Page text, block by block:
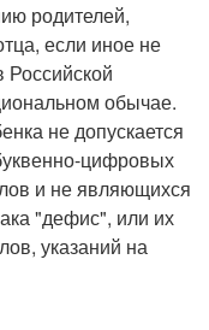
родителей,
если иное не
Российской
обычае.
не допускается
цифровых
и не являющихся
"дефис", или их
указаний на